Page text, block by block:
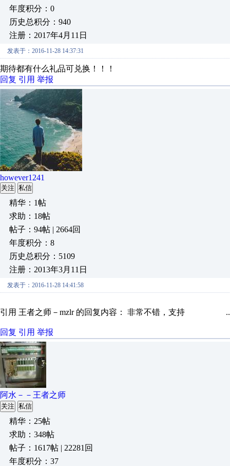
年度积分：0
历史总积分：940
注册：2017年4月11日
发表于：2016-11-28 14:37:31
期待都有什么礼品可兑换！！！
回复 引用 举报
however1241
关注 私信
精华：1帖
求助：18帖
帖子：94帖 | 2664回
年度积分：8
历史总积分：5109
注册：2013年3月11日
发表于：2016-11-28 14:41:58
引用 王者之师－mzlr 的回复内容： 非常不错，支持
回复 引用 举报
阿水－－王者之师
关注 私信
精华：25帖
求助：348帖
帖子：1617帖 | 22281回
年度积分：37